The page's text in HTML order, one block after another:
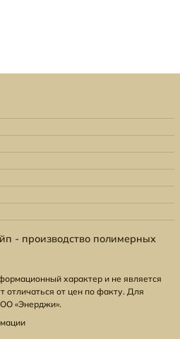
- производство полимерных
характер и не является
отличаться от цен по факту. Для
«Энерджи».